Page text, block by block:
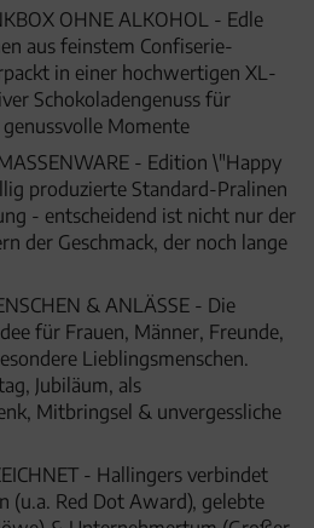
OHNE ALKOHOL - Edle
aus feinstem Confiserie-
in einer hochwertigen XL-
Schokoladengenuss für
Momente
- Edition \"Happy
produzierte Standard-Pralinen
- entscheidend ist nicht nur der
der Geschmack, der noch lange
& ANLÄSSE - Die
für Frauen, Männer, Freunde,
Lieblingsmenschen.
Jubiläum, als
Mitbringsel & unvergessliche
- Hallingers verbindet
(u.a. Red Dot Award), gelebte